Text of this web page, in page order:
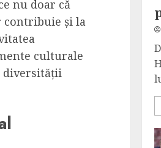
nu doar că
contribuie și la
culturale
diversității